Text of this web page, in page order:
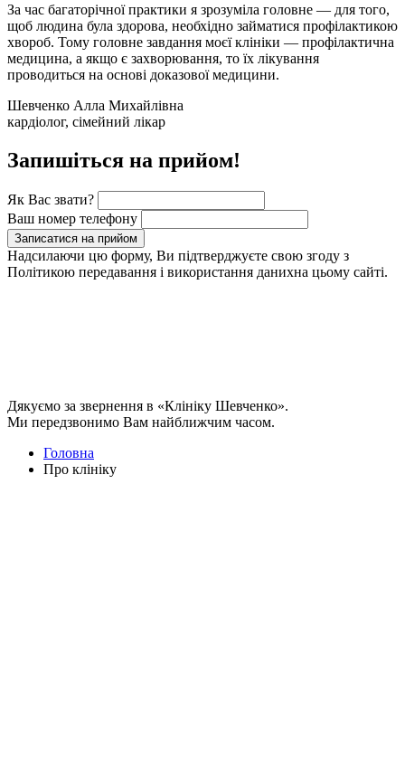
За час багаторічної практики я зрозуміла головне — для того,
щоб людина була здорова, необхідно займатися профілактикою
хвороб. Тому головне завдання моєї клініки — профілактична
медицина, а якщо є захворювання, то їх лікування
проводиться на основі доказової медицини.
Шевченко Алла Михайлівна
кардіолог, сімейний лікар
Запишіться на прийом!
Як Вас звати?
Ваш номер телефону
Записатися на прийом
Надсилаючи цю форму, Ви підтверджуєте свою згоду з
Політикою передавання і використання данихна цьому сайті.
Дякуємо за звернення в «Клініку Шевченко».
Ми передзвонимо Вам найближчим часом.
Головна
Про клініку